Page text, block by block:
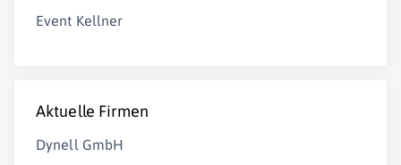
Event Kellner
Aktuelle Firmen
Dynell GmbH